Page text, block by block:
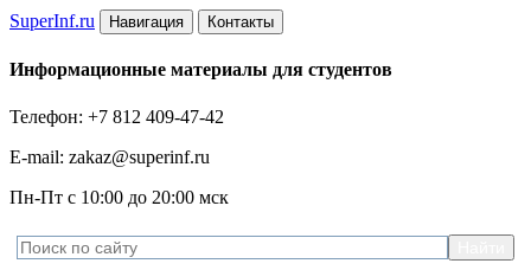
SuperInf.ru Навигация Контакты
Информационные материалы для студентов
Телефон: +7 812 409-47-42
E-mail: zakaz@superinf.ru
Пн-Пт с 10:00 до 20:00 мск